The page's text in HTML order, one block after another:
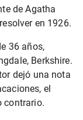
de Agatha
en 1926.
36 años,
Berkshire.
dejó una nota
el
contrario.